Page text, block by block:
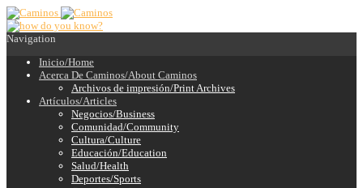
Navigation
Inicio/Home
Acerca De Caminos/About Caminos
Archivos de impresión/Print Archives
Artículos/Articles
Negocios/Business
Comunidad/Community
Cultura/Culture
Educación/Education
Salud/Health
Deportes/Sports